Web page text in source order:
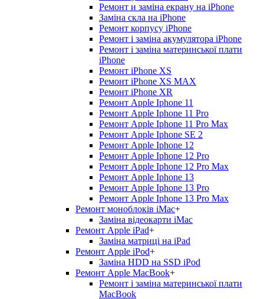
Ремонт и заміна екрану на iPhone
Заміна скла на iPhone
Ремонт корпусу iPhone
Ремонт і заміна акумулятора iPhone
Ремонт і заміна материнської плати
iPhone
Ремонт iPhone XS
Ремонт iPhone XS MAX
Ремонт iPhone XR
Ремонт Apple Iphone 11
Ремонт Apple Iphone 11 Pro
Ремонт Apple Iphone 11 Pro Max
Ремонт Apple Iphone SE 2
Ремонт Apple Iphone 12
Ремонт Apple Iphone 12 Pro
Ремонт Apple Iphone 12 Pro Max
Ремонт Apple Iphone 13
Ремонт Apple Iphone 13 Pro
Ремонт Apple Iphone 13 Pro Max
Ремонт моноблоків iMac+
Заміна відеокарти iMac
Ремонт Apple iPad+
Заміна матриці на iPad
Ремонт Apple iPod+
Заміна HDD на SSD iPod
Ремонт Apple MacBook+
Ремонт і заміна материнської плати
MacBook